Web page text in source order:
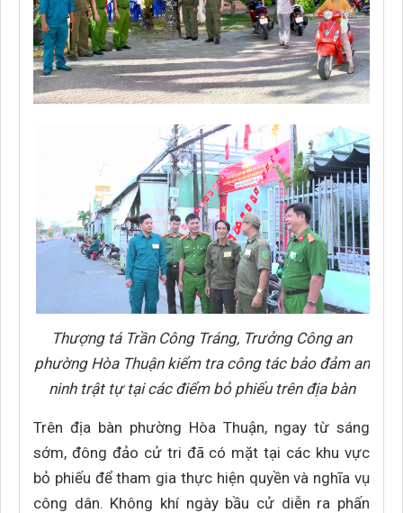
Thượng tá Trần Công Tráng, Trưởng Công an
phường Hòa Thuận kiểm tra công tác bảo đảm an
ninh trật tự tại các điểm bỏ phiếu trên địa bàn
Trên địa bàn phường Hòa Thuận, ngay từ sáng
sớm, đông đảo cử tri đã có mặt tại các khu vực
bỏ phiếu để tham gia thực hiện quyền và nghĩa vụ
công dân. Không khí ngày bầu cử diễn ra phấn